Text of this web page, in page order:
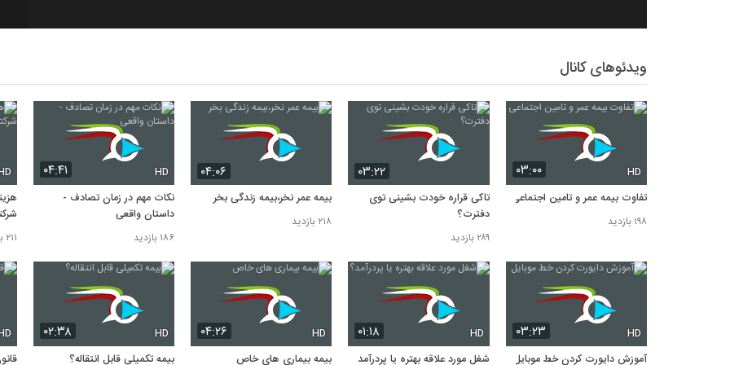
7
9
ویدئوهای کانال
۰۳:۰۰ HD
تفاوت بیمه عمر و تامین اجتماعی
۱۹۸ بازدید
۰۳:۲۲
تاکی قراره خودت بشینی توی
دفترت؟
۲۸۹ بازدید
۰۴:۰۶
بیمه عمر نخر،بیمه زندگی بخر
۲۱۸ بازدید
۰۴:۴۱ HD
نکات مهم در زمان تصادف -
داستان واقعی
۱۸۶ بازدید ۲۱۱ بازدید
۰۳:۲۳ HD
آموزش دایورت کردن خط موبایل
۰۱:۱۸ HD
شغل مورد علاقه بهتره یا پردرآمد؟
۰۴:۲۶ HD
بیمه بیماری های خاص
۰۲:۳۸ HD
بیمه تکمیلی قابل انتقاله؟